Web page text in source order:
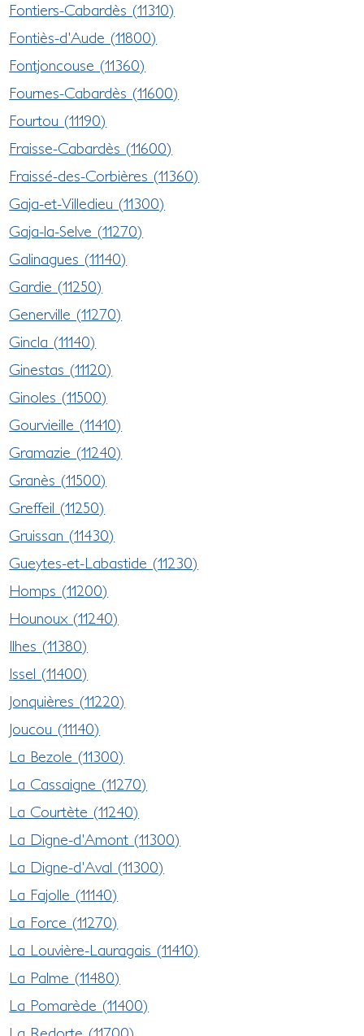
Fontiers-Cabardès (11310)
Fontiès-d'Aude (11800)
Fontjoncouse (11360)
Fournes-Cabardès (11600)
Fourtou (11190)
Fraisse-Cabardès (11600)
Fraissé-des-Corbières (11360)
Gaja-et-Villedieu (11300)
Gaja-la-Selve (11270)
Galinagues (11140)
Gardie (11250)
Generville (11270)
Gincla (11140)
Ginestas (11120)
Ginoles (11500)
Gourvieille (11410)
Gramazie (11240)
Granès (11500)
Greffeil (11250)
Gruissan (11430)
Gueytes-et-Labastide (11230)
Homps (11200)
Hounoux (11240)
Ilhes (11380)
Issel (11400)
Jonquières (11220)
Joucou (11140)
La Bezole (11300)
La Cassaigne (11270)
La Courtète (11240)
La Digne-d'Amont (11300)
La Digne-d'Aval (11300)
La Fajolle (11140)
La Force (11270)
La Louvière-Lauragais (11410)
La Palme (11480)
La Pomarède (11400)
La Redorte (11700)